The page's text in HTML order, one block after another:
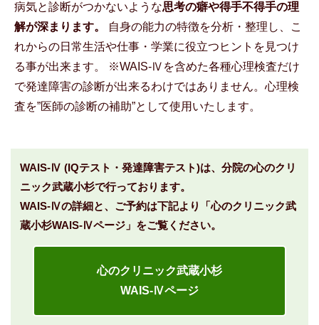
病気と診断がつかないような思考の癖や得手不得手の理
解が深まります。
自身の能力の特徴を分析・整理し、こ
れからの日常生活や仕事・学業に役立つヒントを見つけ
る事が出来ます。 ※WAIS-Ⅳを含めた各種心理検査だけ
で発達障害の診断が出来るわけではありません。心理検
査を”医師の診断の補助”として使用いたします。
WAIS-Ⅳ (IQテスト・発達障害テスト)は、分院の心のクリ
ニック武蔵小杉で行っております。
WAIS-Ⅳの詳細と、ご予約は下記より「心のクリニック武
蔵小杉WAIS-Ⅳページ」をご覧ください。
心のクリニック武蔵小杉
WAIS-Ⅳページ